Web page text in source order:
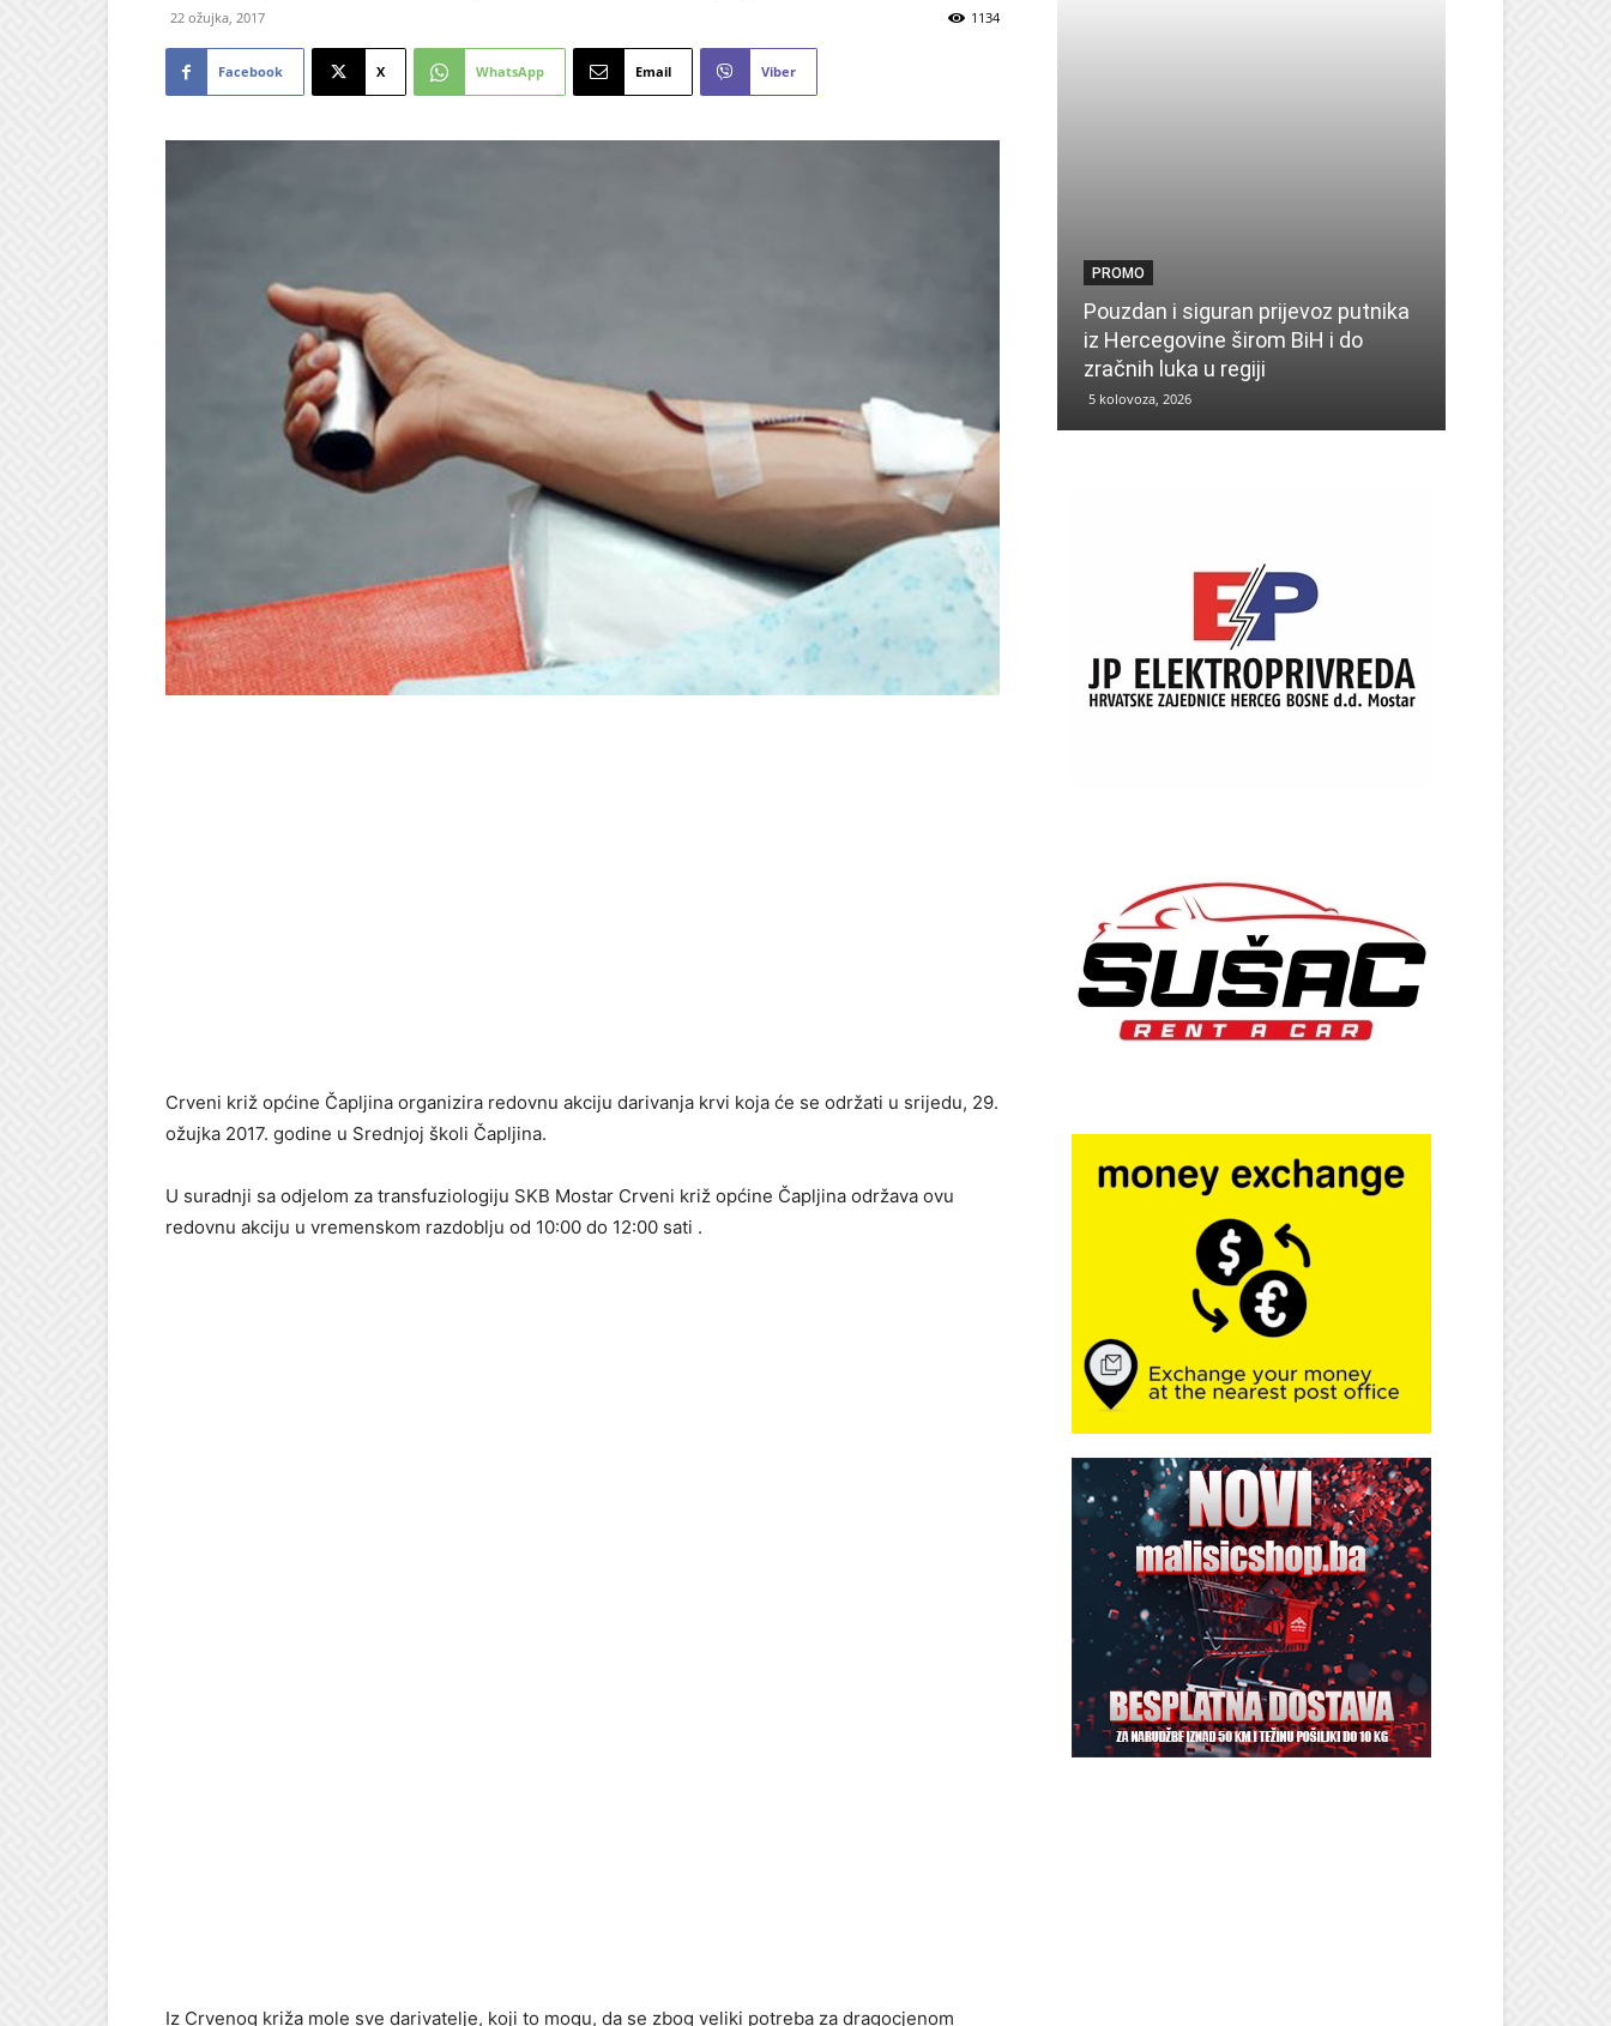
22 ožujka, 2017 1134
Facebook X WhatsApp Email Viber
Crveni križ općine Čapljina organizira redovnu akciju darivanja krvi koja će se održati u srijedu, 29.
ožujka 2017. godine u Srednjoj školi Čapljina.
U suradnji sa odjelom za transfuziologiju SKB Mostar Crveni križ općine Čapljina održava ovu
redovnu akciju u vremenskom razdoblju od 10:00 do 12:00 sati .
Iz Crvenog križa mole sve darivatelje, koji to mogu, da se zbog veliki potreba za dragocjenom
5 kolovoza, 2026
PROMO
Pouzdan i siguran prijevoz putnika
iz Hercegovine širom BiH i do
zračnih luka u regiji
5 kolovoza, 2026